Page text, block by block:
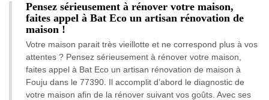
Pensez sérieusement à rénover votre maison,
faites appel à Bat Eco un artisan rénovation de
maison !
Votre maison parait très vieillotte et ne correspond plus à vos
attentes ? Pensez sérieusement à rénover votre maison,
faites appel à Bat Eco un artisan rénovation de maison à
Fouju dans le 77390. Il accomplit d’abord le diagnostic de
votre maison afin de la rénover suivant vos goûts. Avec ses